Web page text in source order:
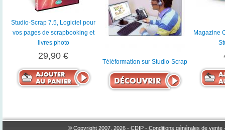
Studio-Scrap 7.5, Logiciel pour
vos pages de scrapbooking et
livres photo
29,90 €
Téléformation sur Studio-Scrap
Magazine
© Copyright 2007, 2026 - CDIP- Conditions générales de vente